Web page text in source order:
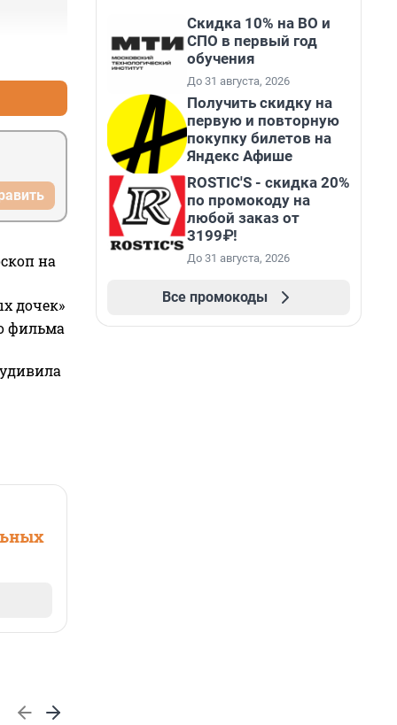
на
дочек»
фильма
Скидка 10% на ВО и
СПО в первый год
обучения
До 31 августа, 2026
Получить скидку на
первую и повторную
покупку билетов на
Яндекс Афише
ROSTIC'S - скидка 20%
по промокоду на
любой заказ от
3199₽!
До 31 августа, 2026
Все промокоды